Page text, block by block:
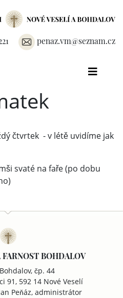
penaz.vm@seznam.cz
čtvrtek - v létě uvidíme jak
svaté na faře (po dobu
BOHDALOV
čp. 44
91, 592 14 Nové Veselí
Peňáz, administrátor